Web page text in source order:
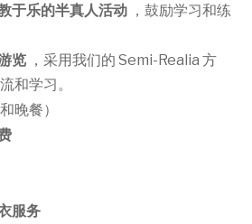
于乐的半真人活动 ，鼓励学习和练
览 ，采用我们的 Semi-Realia 方
和学习。
晚餐）
服务